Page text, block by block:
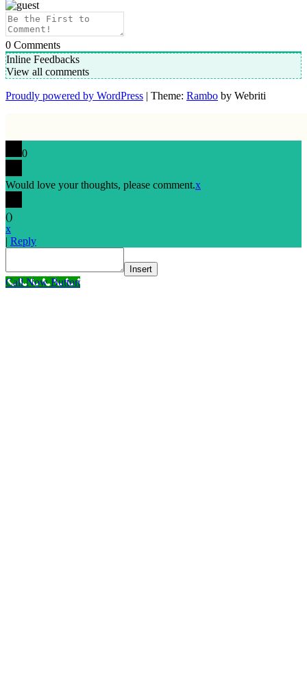
0 Comments
Inline Feedbacks
View all comments
Proudly powered by WordPress | Theme: Rambo by Webriti
0
Would love your thoughts, please comment.x
()
x
| Reply
Insert
Call Now Button